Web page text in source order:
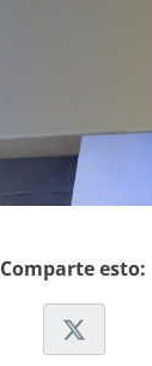
Comparte esto: